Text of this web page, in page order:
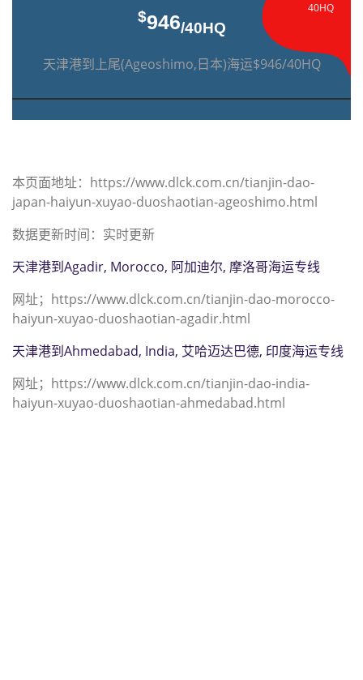
40HQ
$946/40HQ
天津港到上尾(Ageoshimo,日本)海运$946/40HQ
本页面地址：https://www.dlck.com.cn/tianjin-dao-
japan-haiyun-xuyao-duoshaotian-ageoshimo.html
数据更新时间：实时更新
天津港到Agadir, Morocco, 阿加迪尔, 摩洛哥海运专线
网址；https://www.dlck.com.cn/tianjin-dao-morocco-
haiyun-xuyao-duoshaotian-agadir.html
天津港到Ahmedabad, India, 艾哈迈达巴德, 印度海运专线
网址；https://www.dlck.com.cn/tianjin-dao-india-
haiyun-xuyao-duoshaotian-ahmedabad.html